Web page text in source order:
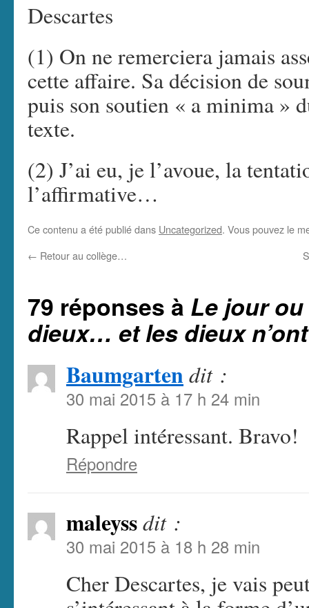
Descartes
(1) On ne remerciera jamais
cette affaire. Sa décision de
puis son soutien « a minima »
texte.
(2) J’ai eu, je l’avoue, la
l’affirmative…
Ce contenu a été publié dans Uncategorized. Vous pouvez le
← Retour au collège…
79 réponses à Le jour
dieux… et les dieux
Baumgarten dit :
30 mai 2015 à 17 h 24 min
Rappel intéressant. Bravo!
Répondre
maleyssdit :
30 mai 2015 à 18 h 28 min
Cher Descartes, je vais